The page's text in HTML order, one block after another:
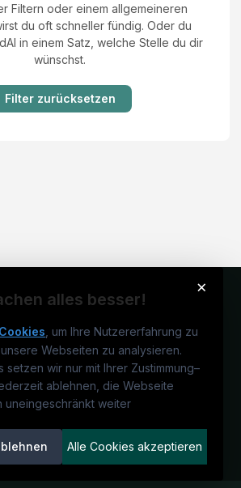
Filtern oder einem allgemeineren
du oft schneller fündig. Oder du
in einem Satz, welche Stelle du dir
wünschst.
Filter zurücksetzen
×
alles besser!
Cookies , um Ihre Nutzererfahrung zu
Webseiten zu analysieren.
setzen wir nur mit Ihrer Zustimmung–
ablehnen, die Webseite
uneingeschränkt weiter
Alle Cookies akzeptieren
der